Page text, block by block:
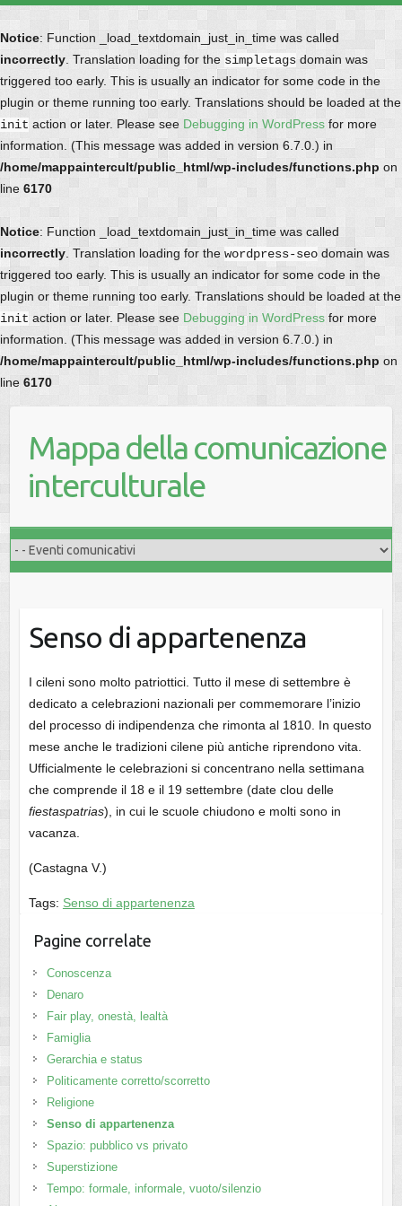
Notice: Function _load_textdomain_just_in_time was called
incorrectly . Translation loading for the simpletags domain was
triggered too early. This is usually an indicator for some code in the
plugin or theme running too early. Translations should be loaded at the
init action or later. Please see Debugging in WordPress for more
information. (This message was added in version 6.7.0.) in
/home/mappaintercult/public_html/wp-includes/functions.php on
line 6170
Notice: Function _load_textdomain_just_in_time was called
incorrectly . Translation loading for the wordpress-seo domain was
triggered too early. This is usually an indicator for some code in the
plugin or theme running too early. Translations should be loaded at the
init action or later. Please see Debugging in WordPress for more
information. (This message was added in version 6.7.0.) in
/home/mappaintercult/public_html/wp-includes/functions.php on
line 6170
Mappa della comunicazione
interculturale
Senso di appartenenza
I cileni sono molto patriottici. Tutto il mese di settembre è
dedicato a celebrazioni nazionali per commemorare l’inizio
del processo di indipendenza che rimonta al 1810. In questo
mese anche le tradizioni cilene più antiche riprendono vita.
Ufficialmente le celebrazioni si concentrano nella settimana
che comprende il 18 e il 19 settembre (date clou delle
fiestaspatrias), in cui le scuole chiudono e molti sono in
vacanza.
(Castagna V.)
Tags: Senso di appartenenza
Pagine correlate
Conoscenza
Denaro
Fair play, onestà, lealtà
Famiglia
Gerarchia e status
Politicamente corretto/scorretto
Religione
Senso di appartenenza
Spazio: pubblico vs privato
Superstizione
Tempo: formale, informale, vuoto/silenzio